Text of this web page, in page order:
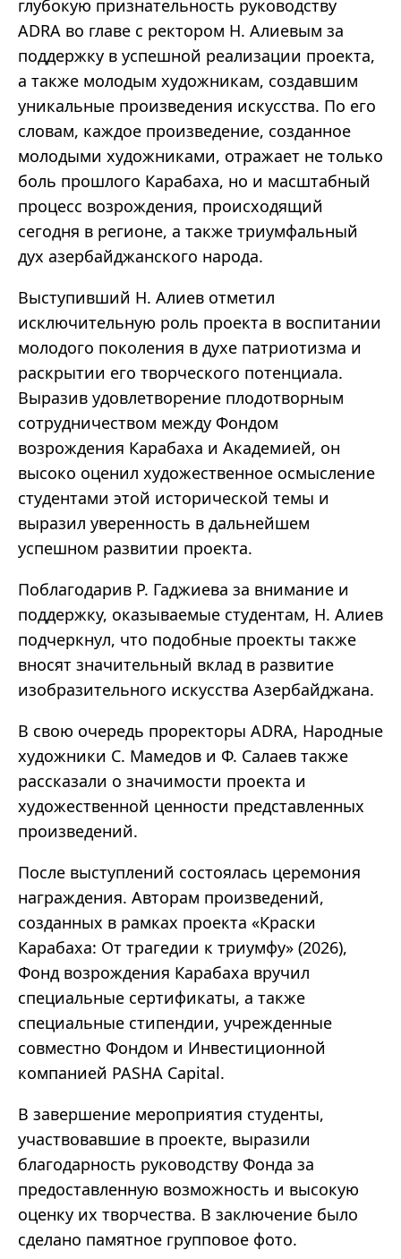
глубокую признательность руководству
ADRA во главе с ректором Н. Алиевым за
поддержку в успешной реализации проекта,
а также молодым художникам, создавшим
уникальные произведения искусства. По его
словам, каждое произведение, созданное
молодыми художниками, отражает не только
боль прошлого Карабаха, но и масштабный
процесс возрождения, происходящий
сегодня в регионе, а также триумфальный
дух азербайджанского народа.
Выступивший Н. Алиев отметил
исключительную роль проекта в воспитании
молодого поколения в духе патриотизма и
раскрытии его творческого потенциала.
Выразив удовлетворение плодотворным
сотрудничеством между Фондом
возрождения Карабаха и Академией, он
высоко оценил художественное осмысление
студентами этой исторической темы и
выразил уверенность в дальнейшем
успешном развитии проекта.
Поблагодарив Р. Гаджиева за внимание и
поддержку, оказываемые студентам, Н. Алиев
подчеркнул, что подобные проекты также
вносят значительный вклад в развитие
изобразительного искусства Азербайджана.
В свою очередь проректоры ADRA, Народные
художники С. Мамедов и Ф. Салаев также
рассказали о значимости проекта и
художественной ценности представленных
произведений.
После выступлений состоялась церемония
награждения. Авторам произведений,
созданных в рамках проекта «Краски
Карабаха: От трагедии к триумфу» (2026),
Фонд возрождения Карабаха вручил
специальные сертификаты, а также
специальные стипендии, учрежденные
совместно Фондом и Инвестиционной
компанией PASHA Capital.
В завершение мероприятия студенты,
участвовавшие в проекте, выразили
благодарность руководству Фонда за
предоставленную возможность и высокую
оценку их творчества. В заключение было
сделано памятное групповое фото.